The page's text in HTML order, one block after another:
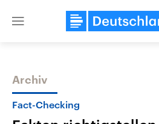
Close
Themen
Archiv
Fact-Checking